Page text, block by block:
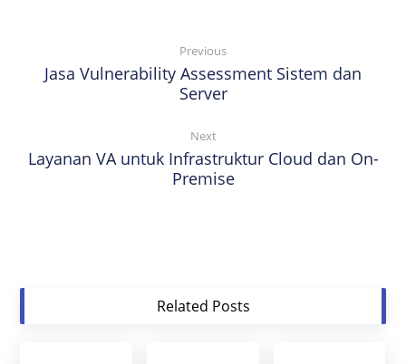
Previous
Jasa Vulnerability Assessment Sistem dan
Server
Next
Layanan VA untuk Infrastruktur Cloud dan On-
Premise
Related Posts